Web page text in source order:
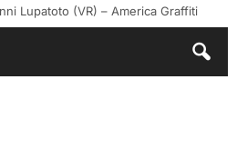
Lupatoto (VR) – America Graffiti